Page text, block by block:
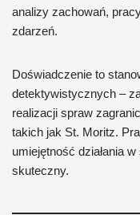
analizy zachowań,
zdarzeń.
Doświadczenie to
detektywistycznych –
realizacji spraw
takich jak St. Moritz.
umiejętność działania
skuteczny.